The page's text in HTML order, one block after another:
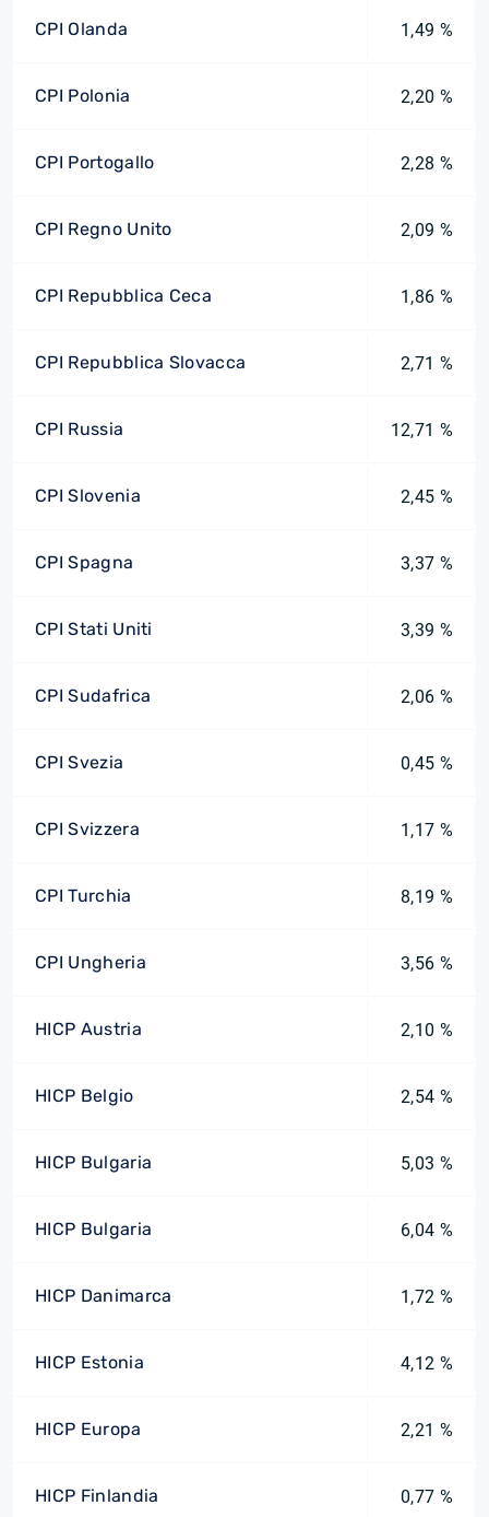
CPI Olanda 1,49 %
CPI Polonia 2,20 %
CPI Portogallo 2,28 %
CPI Regno Unito 2,09 %
CPI Repubblica Ceca 1,86 %
CPI Repubblica Slovacca 2,71 %
CPI Russia 12,71 %
CPI Slovenia 2,45 %
CPI Spagna 3,37 %
CPI Stati Uniti 3,39 %
CPI Sudafrica 2,06 %
CPI Svezia 0,45 %
CPI Svizzera 1,17 %
CPI Turchia 8,19 %
CPI Ungheria 3,56 %
HICP Austria 2,10 %
HICP Belgio 2,54 %
HICP Bulgaria 5,03 %
HICP Bulgaria 6,04 %
HICP Danimarca 1,72 %
HICP Estonia 4,12 %
HICP Europa 2,21 %
HICP Finlandia 0,77 %